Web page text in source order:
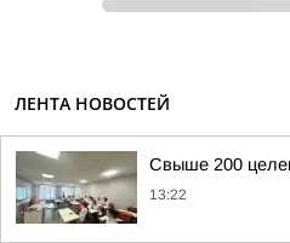
ЛЕНТА НОВОСТЕЙ
Свыше 200
13:22